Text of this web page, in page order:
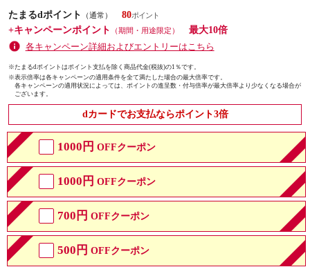
たまるdポイント
（通常）
80
+キャンペーンポイント
（期間・用途限定）
最大10倍
各キャンペーン詳細およびエントリーはこちら
※たまるdポイントはポイント支払を除く商品代金(税抜)の1％です。
※表示倍率は各キャンペーンの適用条件を全て満たした場合の最大倍率です。
各キャンペーンの適用状況によっては、ポイントの進呈数・付与倍率が最大倍率より少なくなる場合が
ございます。
dカードでお支払ならポイント3倍
1000円 OFFクーポン
1000円 OFFクーポン
700円 OFFクーポン
500円 OFFクーポン